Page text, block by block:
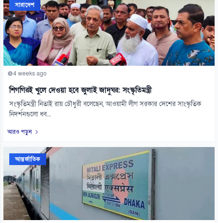
সারাদেশ
4 weeks ago
শিগগিরই খুলে দেওয়া হবে জুলাই জাদুঘর: সংস্কৃতিমন্ত্রী
সংস্কৃতিমন্ত্রী নিতাই রায় চৌধুরী বলেছেন, আওয়ামী লীগ সরকার দেশের সাংস্কৃতিক
নিদর্শনগুলো ধ্ব...
আরও পড়ুন
আন্তর্জাতিক